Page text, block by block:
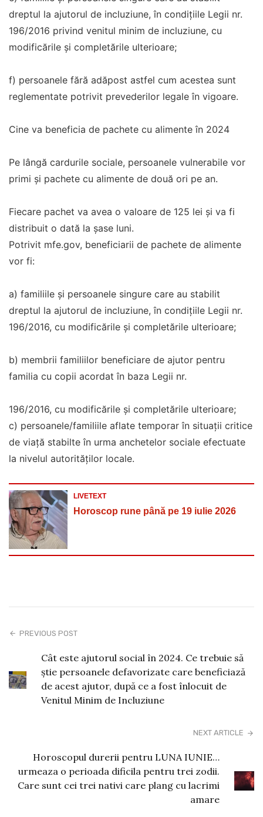
dreptul la ajutorul de incluziune, în condiţiile Legii nr.
196/2016 privind venitul minim de incluziune, cu
modificările şi completările ulterioare;
f) persoanele fără adăpost astfel cum acestea sunt
reglementate potrivit prevederilor legale în vigoare.
Cine va beneficia de pachete cu alimente în 2024
Pe lângă cardurile sociale, persoanele vulnerabile vor
primi și pachete cu alimente de două ori pe an.
Fiecare pachet va avea o valoare de 125 lei și va fi
distribuit o dată la șase luni.
Potrivit mfe.gov, beneficiarii de pachete de alimente
vor fi:
a) familiile şi persoanele singure care au stabilit
dreptul la ajutorul de incluziune, în condiţiile Legii nr.
196/2016, cu modificările şi completările ulterioare;
b) membrii familiilor beneficiare de ajutor pentru
familia cu copii acordat în baza Legii nr.
196/2016, cu modificările şi completările ulterioare;
c) persoanele/familiile aflate temporar în situaţii critice
de viaţă stabilte în urma anchetelor sociale efectuate
la nivelul autorităților locale.
LIVETEXT
Horoscop rune până pe 19 iulie 2026
PREVIOUS POST
Cât este ajutorul social în 2024. Ce trebuie să
știe persoanele defavorizate care beneficiază
de acest ajutor, după ce a fost înlocuit de
Venitul Minim de Incluziune
NEXT ARTICLE
Horoscopul durerii pentru LUNA IUNIE…
urmeaza o perioada dificila pentru trei zodii.
Care sunt cei trei nativi care plang cu lacrimi
amare